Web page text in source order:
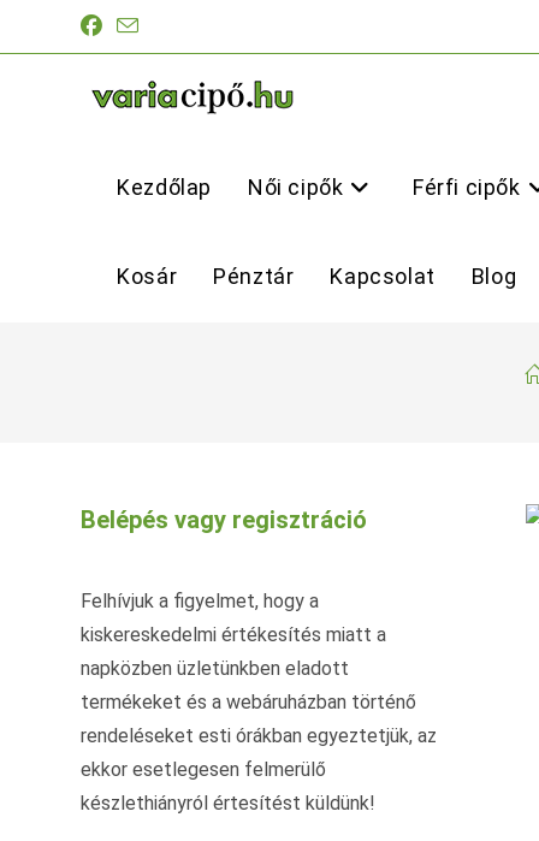
Kezdőlap Női cipők Férfi cipők
Kosár Pénztár Kapcsolat Blog
Belépés vagy regisztráció
Felhívjuk a figyelmet, hogy a
kiskereskedelmi értékesítés miatt a
napközben üzletünkben eladott
termékeket és a webáruházban történő
rendeléseket esti órákban egyeztetjük, az
ekkor esetlegesen felmerülő
készlethiányról értesítést küldünk!